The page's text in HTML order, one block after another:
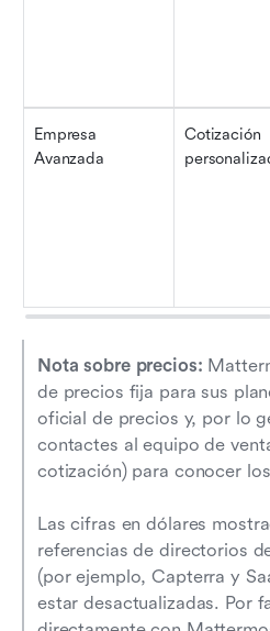
Empresa
Avanzada
Cotización
Nota sobre precios:
de precios fija para sus
oficial de precios y, por lo
contactes al equipo de
cotización) para conocer
Las cifras en dólares
referencias de directorios
(por ejemplo, Capterra y
estar desactualizadas. Por